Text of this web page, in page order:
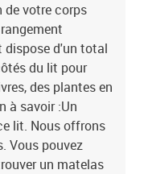
de votre corps
dispose d'un total
du lit pour
des plantes en
à savoir :Un
lit. Nous offrons
Vous pouvez
un matelas